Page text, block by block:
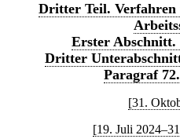
Dritter Teil.
Erster
Dritter
Paragraf
[31.
[19. Juli